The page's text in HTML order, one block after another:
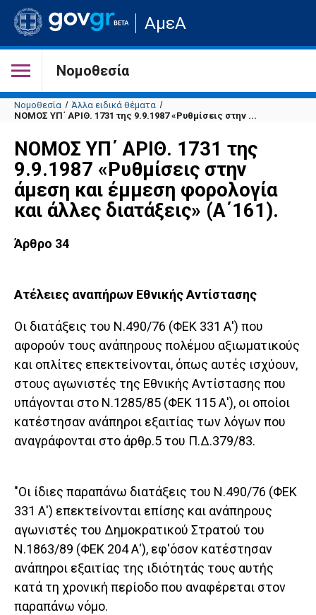
Μετάβαση
στην
σελίδα
του
ΑμεΑ
Νομοθεσία
Νομοθεσία
Άλλα ειδικά θέματα
ΝΟΜΟΣ ΥΠ΄ ΑΡΙΘ. 1731 της 9.9.1987 «Ρυθμίσεις στην ...
ΝΟΜΟΣ ΥΠ΄ ΑΡΙΘ. 1731 της
9.9.1987 «Ρυθμίσεις στην
άμεση και έμμεση φορολογία
και άλλες διατάξεις» (Α΄161).
Άρθρο 34
Ατέλειες αναπήρων Εθνικής Αντίστασης
Οι διατάξεις του Ν.490/76 (ΦΕΚ 331 Α') που
αφορούν τους ανάπηρους πολέμου αξιωματικούς
και οπλίτες επεκτείνονται, όπως αυτές ισχύουν,
στους αγωνιστές της Εθνικής Αντίστασης που
υπάγονται στο Ν.1285/85 (ΦΕΚ 115 Α'), οι οποίοι
κατέστησαν ανάπηροι εξαιτίας των λόγων που
αναγράφονται στο άρθρ.5 του Π.Δ.379/83.
"Οι ίδιες παραπάνω διατάξεις του Ν.490/76 (ΦΕΚ
331 Α') επεκτείνονται επίσης και ανάπηρους
αγωνιστές του Δημοκρατικού Στρατού του
Ν.1863/89 (ΦΕΚ 204 Α'), εφ'όσον κατέστησαν
ανάπηροι εξαιτίας της ιδιότητάς τους αυτής
κατά τη χρονική περίοδο που αναφέρεται στον
παραπάνω νόμο.